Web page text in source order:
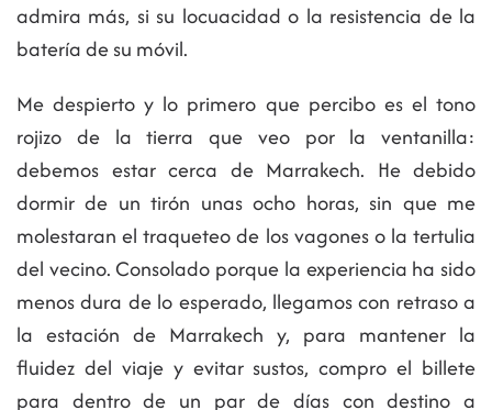
admira más, si su locuacidad o la resistencia de la
batería de su móvil.
Me despierto y lo primero que percibo es el tono
rojizo de la tierra que veo por la ventanilla:
debemos estar cerca de Marrakech. He debido
dormir de un tirón unas ocho horas, sin que me
molestaran el traqueteo de los vagones o la tertulia
del vecino. Consolado porque la experiencia ha sido
menos dura de lo esperado, llegamos con retraso a
la estación de Marrakech y, para mantener la
fluidez del viaje y evitar sustos, compro el billete
para dentro de un par de días con destino a